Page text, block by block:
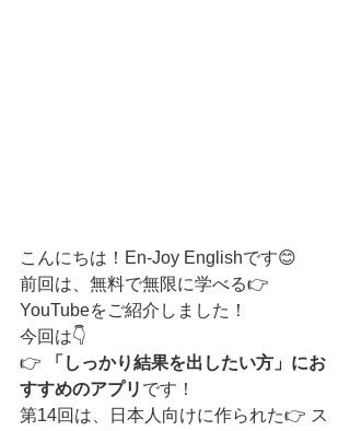
こんにちは！En-Joy Englishです😊
前回は、無料で無限に学べる👉
YouTubeをご紹介しました！
今回は👇
👉
「しっかり結果を出したい方」にお
すすめのアプリ です！
第14回は、日本人向けに作られた👉 ス